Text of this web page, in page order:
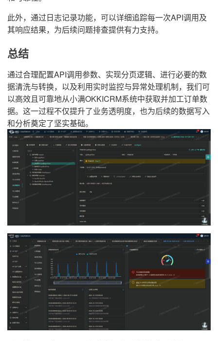
此外，通过日志记录功能，可以详细追踪每一次API调用及
其响应结果，为后续问题排查提供有力支持。
总结
通过合理配置API调用参数、实现分页逻辑、进行必要的数
据清洗与转换，以及利用实时监控与异常处理机制，我们可
以高效且可靠地从小满OKKICRM系统中获取并加工订单数
据。这一过程不仅提升了业务透明度，也为后续的数据写入
和分析奠定了坚实基础。